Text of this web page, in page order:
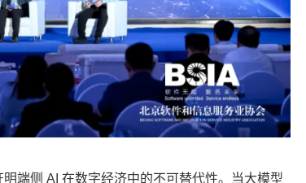
侧 AI 在数字经济中的不可替代性。当大模型